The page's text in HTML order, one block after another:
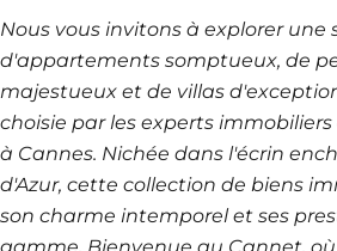
Nous vous invitons à explorer une
d'appartements somptueux, de
majestueux et de villas
choisie par les experts
à Cannes. Nichée dans l'écrin
d'Azur, cette collection de biens
son charme intemporel et ses